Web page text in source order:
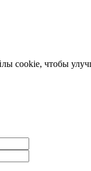
cookie, чтобы